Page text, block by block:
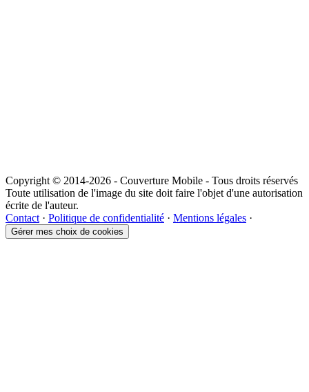
Copyright © 2014-2026 - Couverture Mobile - Tous droits réservés
Toute utilisation de l'image du site doit faire l'objet d'une autorisation
écrite de l'auteur.
Contact · Politique de confidentialité · Mentions légales ·
Gérer mes choix de cookies